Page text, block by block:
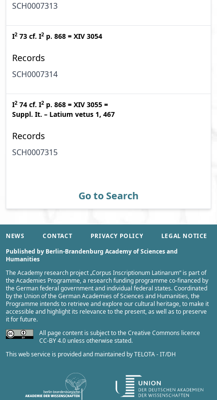
SCH0007313
I2 73 cf. I2 p. 868 = XIV 3054
Records
SCH0007314
I2 74 cf. I2 p. 868 = XIV 3055 =
Suppl. It. – Latium vetus 1, 467
Records
SCH0007315
Go to Search
NEWS CONTACT PRIVACY POLICY
LEGAL NOTICE
Published by Berlin-Brandenburg Academy of Sciences and
Humanities
The Academy research project „Corpus Inscriptionum Latinarum“ is part of
theAcademies Programme, a research funding programme co-financed by
the German federal government and individual federal states. Coordinated
by the Union of the German Academies of Sciences and Humanities, the
Programme intends to retrieve and explore our cultural heritage, to make it
accessible and highlight its relevance to the present, as well as to preserve
it for future.
All page content is subject to the Creative Commons licence
CC-BY 4.0 unless otherwise stated.
This web service is provided and maintained byTELOTA - IT/DH